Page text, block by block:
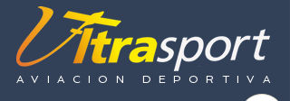
AVIACION DEPORTIVA